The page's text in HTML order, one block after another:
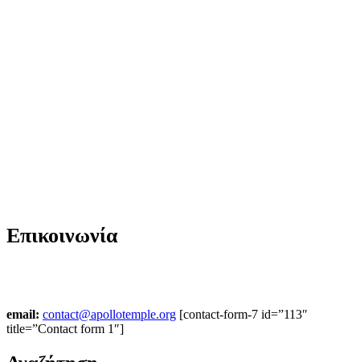
Επικοινωνία
email: contact@apollotemple.org [contact-form-7 id=”113″
title=”Contact form 1″]